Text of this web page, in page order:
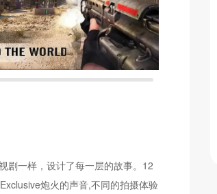
剧一样，设计了每一层的故事。12
炮火的声音,不同的拍摄体验